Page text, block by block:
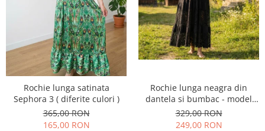
Rochie lunga satinata
Sephora 3 ( diferite culori )
365,00 RON
165,00 RON
Rochie lunga neagra din
dantela si bumbac - model
elegant vaporoasa
329,00 RON
249,00 RON